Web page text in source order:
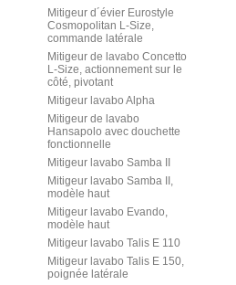
Mitigeur d´évier Eurostyle
Cosmopolitan L-Size,
commande latérale
Mitigeur de lavabo Concetto
L-Size, actionnement sur le
côté, pivotant
Mitigeur lavabo Alpha
Mitigeur de lavabo
Hansapolo avec douchette
fonctionnelle
Mitigeur lavabo Samba II
Mitigeur lavabo Samba II,
modèle haut
Mitigeur lavabo Evando,
modèle haut
Mitigeur lavabo Talis E 110
Mitigeur lavabo Talis E 150,
poignée latérale